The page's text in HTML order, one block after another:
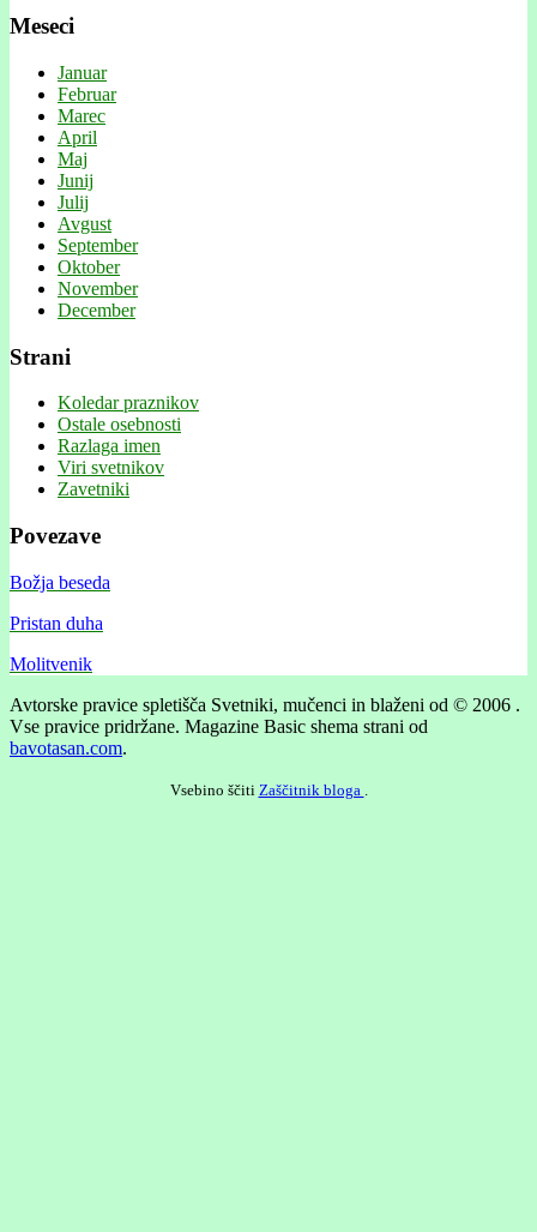
Meseci
Januar
Februar
Marec
April
Maj
Junij
Julij
Avgust
September
Oktober
November
December
Strani
Koledar praznikov
Ostale osebnosti
Razlaga imen
Viri svetnikov
Zavetniki
Povezave
Božja beseda
Pristan duha
Molitvenik
Avtorske pravice spletišča Svetniki, mučenci in blaženi od © 2006 .
Vse pravice pridržane. Magazine Basic shema strani od
bavotasan.com.
Vsebino ščiti Zaščitnik bloga